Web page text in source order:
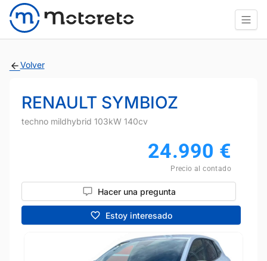
Volver
RENAULT SYMBIOZ
techno mildhybrid 103kW 140cv
24.990 €
Precio al contado
Hacer una pregunta
Estoy interesado